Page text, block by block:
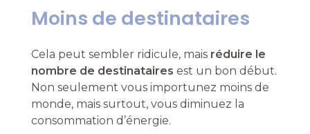
Moins de destinataires
Cela peut sembler ridicule, mais réduire le
nombre de destinataires est un bon début.
Non seulement vous importunez moins de
monde, mais surtout, vous diminuez la
consommation d’énergie.